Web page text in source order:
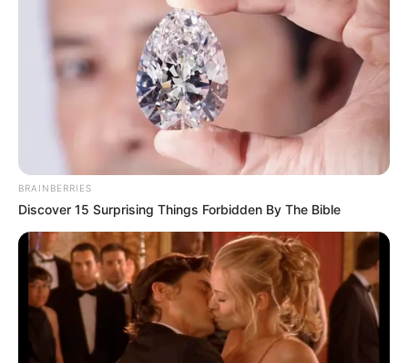
BRAINBERRIES
Discover 15 Surprising Things Forbidden By The Bible